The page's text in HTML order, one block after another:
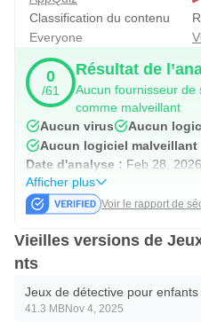
Difficile: Convient pour les
résoudre chaque jeu
supervision des parents ou
résoudre.
JEUX ÉDUCATIFS EDUJOY
Cette application fait partie
éducatifs créé par Edujoy
motrices à partir d'éléments
Tous nos jeux sont créés
professionnels et des
Classification du contenu
Everyone
0
/61
Résultat de
Aucun fournisseur de
comme malveillant
Aucun virus
Aucun
Aucun logiciel malveillant
Date d'analyse : Feb 28, 2026
Afficher plus
Voir le rapport de
Vieilles versions de
nts
Jeux de détective pour enfants
41.3 MBNov 4, 2025